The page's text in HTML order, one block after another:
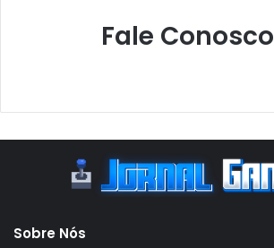
Fale Conosco
Sobre Nós